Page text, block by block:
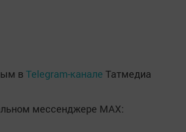
в Telegram-канале Татмедиа
мессенджере MАХ: